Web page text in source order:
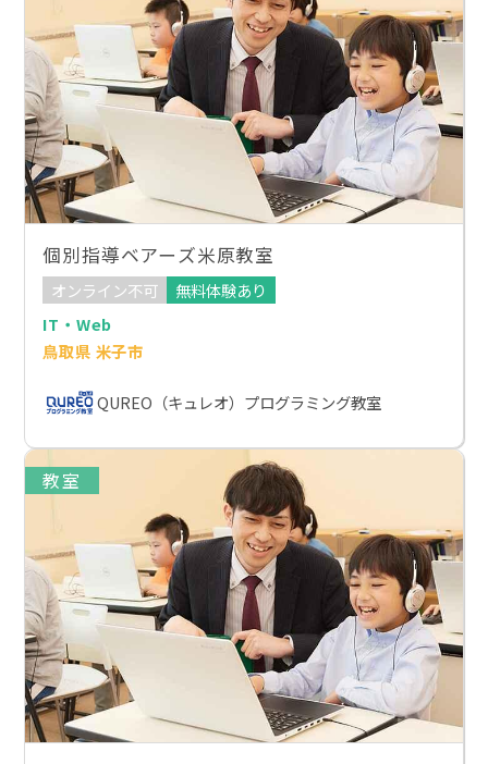
個別指導ベアーズ米原教室
オンライン不可
無料体験あり
IT・Web
鳥取県 米子市
QUREO（キュレオ）プログラミング教室
教室